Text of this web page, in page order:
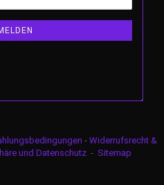
- Widerrufsrecht &
und Datenschutz - Sitemap